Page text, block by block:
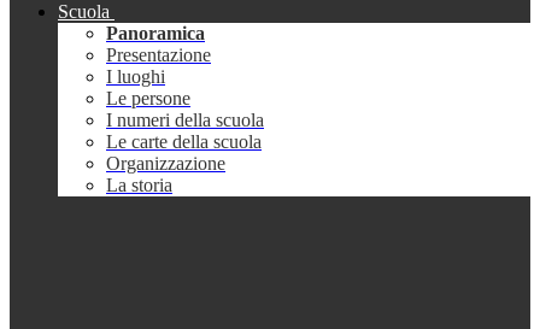
Scuola
Panoramica
Presentazione
I luoghi
Le persone
I numeri della scuola
Le carte della scuola
Organizzazione
La storia